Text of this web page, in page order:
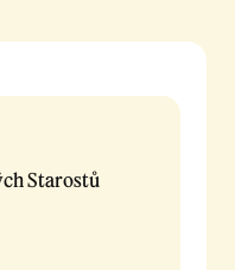
Starostů